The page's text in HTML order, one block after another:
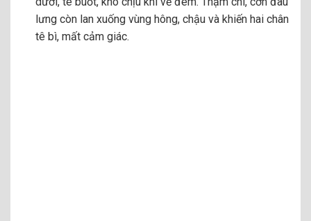
lưng còn lan xuống vùng hông, chậu và khiến hai chân
tê bì, mất cảm giác.